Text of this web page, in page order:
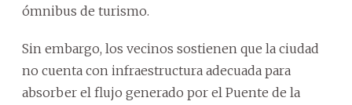
ómnibus de turismo.
Sin embargo, los vecinos sostienen que la ciudad
no cuenta con infraestructura adecuada para
absorber el flujo generado por el Puente de la